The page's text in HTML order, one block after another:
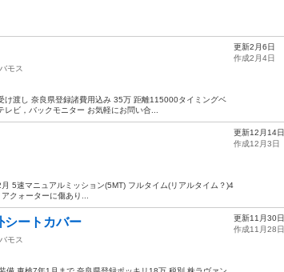
バモス
渡し 奈良県登録諸費用込み 35万 距離115000タイミングベ
ビ，バックモニター お気軽にお問い合...
更新2月6日
作成2月4日
5速マニュアルミッション(5MT) フルタイム(リアルタイム？)4
クォーターに傷あり...
更新12月14日
作成12月3日
シートカバー
バモス
更新11月30日
作成11月28日